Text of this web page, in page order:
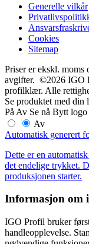
Generelle vilkår
Cookies
Sitemap
Priser er ekskl.
avgifter. ©2026 IGO
profilklær. Alle
Se produktet med din
På Av Se nå Bytt logo
Av
Automatisk generert
Dette er en
det endelige trykket.
produksjonen starter.
Informasjon om
IGO Profil bruker
handleopplevelse.